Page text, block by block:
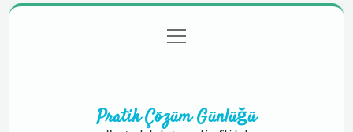
Gizlilik Politikası
menüyü
aç
Pratik Çözüm Günlüğü